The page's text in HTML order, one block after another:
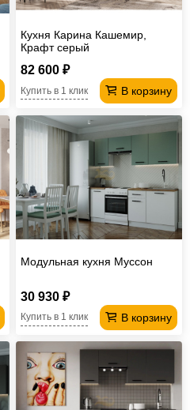
Кухня Карина Кашемир,
Крафт серый
82 600 ₽
В корзину
Купить в 1 клик
Модульная кухня Муссон
30 930 ₽
В корзину
Купить в 1 клик